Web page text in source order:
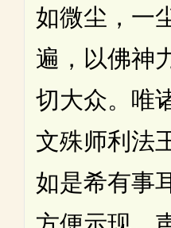
如微尘，一
遍，以佛神
切大众。唯
文殊师利法
如是希有事